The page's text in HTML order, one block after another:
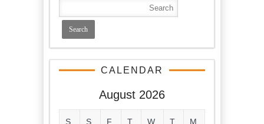
CALENDAR
August 2026
M
T
W
T
F
S
S